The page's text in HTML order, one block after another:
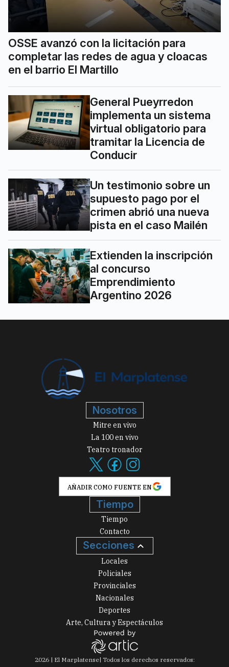
OSSE avanzó con la licitación para
completar las redes de agua y cloacas
en el barrio El Martillo
General Pueyrredon
implementa un sistema
virtual obligatorio para
tramitar la Licencia de
Conducir
Un testimonio sobre un
supuesto pago por el
crimen abrió una nueva
pista en el caso Mailén
Extienden la inscripción
al concurso
Emprendimiento
Argentino 2026
Nosotros
Mitre en vivo
La 100 en vivo
Teatro tronador
AÑADIR COMO FUENTE EN
Tiempo
Tiempo
Contacto
Secciones
Locales
Policiales
Provinciales
Nacionales
Deportes
Arte, Cultura y Espectáculos
2026| El Marplatense| Todos los derechos reservados: